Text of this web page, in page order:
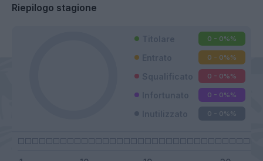
Riepilogo stagione
0 - 0%%
0 - 0%%
0 - 0%%
0 - 0%%
0 - 0%%